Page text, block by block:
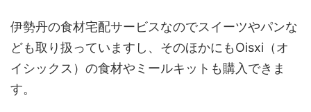
伊勢丹の食材宅配サービスなのでスイーツやパンな
ども取り扱っていますし、そのほかにもOisxi（オ
イシックス）の食材やミールキットも購入できま
す。